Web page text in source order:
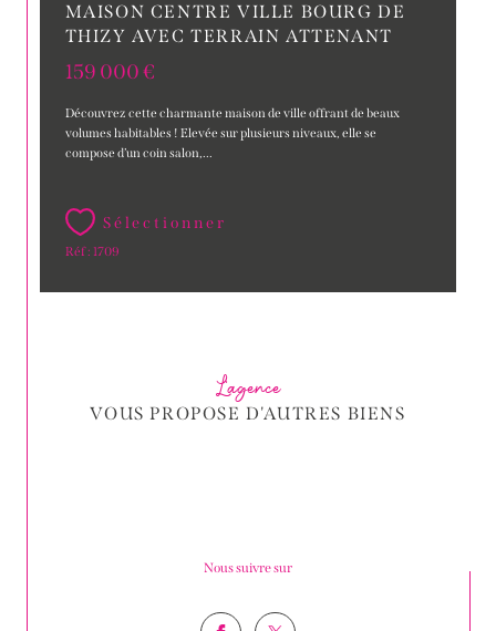
MAISON CENTRE VILLE BOURG DE
THIZY AVEC TERRAIN ATTENANT
159 000 €
Découvrez cette charmante maison de ville offrant de beaux
volumes habitables ! Elevée sur plusieurs niveaux, elle se
compose d’un coin salon,...
Sélectionner
Réf : 1709
L'agence
VOUS PROPOSE D'AUTRES BIENS
Nous suivre sur